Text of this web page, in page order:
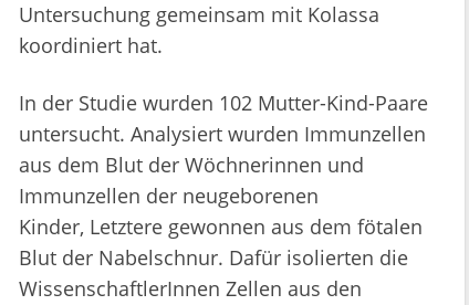
Untersuchung gemeinsam mit Kolassa
koordiniert hat.
In der Studie wurden 102 Mutter-Kind-Paare
untersucht. Analysiert wurden Immunzellen
aus dem Blut der Wöchnerinnen und
Immunzellen der neugeborenen
Kinder, Letztere gewonnen aus dem fötalen
Blut der Nabelschnur. Dafür isolierten die
WissenschaftlerInnen Zellen aus den